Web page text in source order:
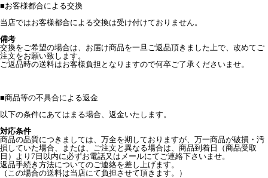
■お客様都合による交換
当店ではお客様都合による交換は受け付けておりません。
備考
交換をご希望の場合は、お届け商品を一旦ご返品頂きました上で、改めてご
注文をお願い致します。
ご返品時の送料はお客様負担となりますので何卒ご了承くださいませ。
■商品等の不具合による返金
以下の条件にあてはまる場合、返金いたします。
対応条件
商品の品質につきましては、万全を期しておりますが、万一商品が破損・汚
損していた場合、または、ご注文と異なる場合は、商品到着日（商品受取
日）より7日以内に必ずお電話又はメールにてご連絡下さいませ。
返品手続き方法についてのご連絡を差し上げます。
（この場合の送料は当店にて負担させて頂きます。）